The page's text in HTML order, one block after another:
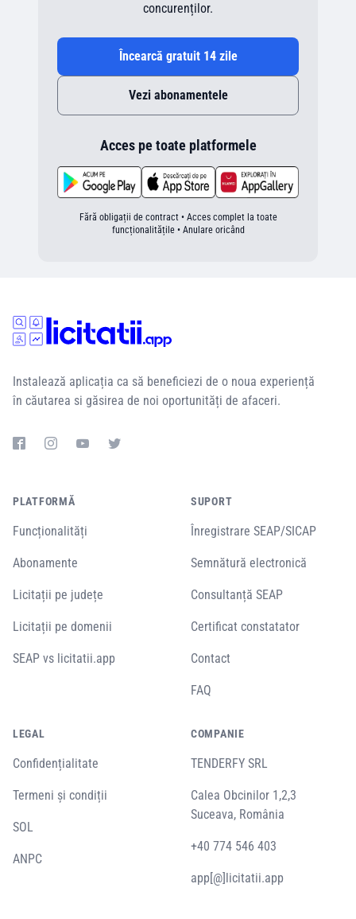
concurenților.
Încearcă gratuit 14 zile
Vezi abonamentele
Acces pe toate platformele
Fără obligații de contract • Acces complet la toate
funcționalitățile • Anulare oricând
Instalează aplicația ca să beneficiezi de o noua experiență
în căutarea si găsirea de noi oportunități de afaceri.
PLATFORMĂ
Funcționalități
Abonamente
Licitații pe județe
Licitații pe domenii
SEAP vs licitatii.app
SUPORT
Înregistrare SEAP/SICAP
Semnătură electronică
Consultanță SEAP
Certificat constatator
Contact
FAQ
LEGAL
Confidențialitate
Termeni și condiții
SOL
ANPC
COMPANIE
TENDERFY SRL
Calea Obcinilor 1,2,3
Suceava, România
+40 774 546 403
app[@]licitatii.app